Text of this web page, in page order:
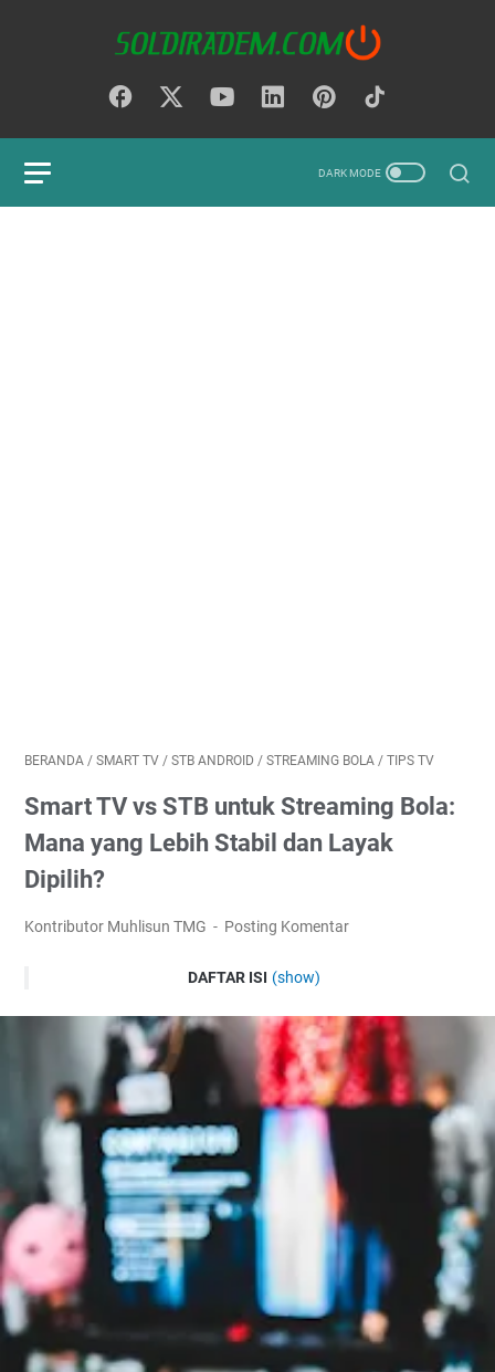
BERANDA / SMART TV / STB ANDROID / STREAMING BOLA / TIPS TV
Smart TV vs STB untuk Streaming Bola:
Mana yang Lebih Stabil dan Layak
Dipilih?
Kontributor Muhlisun TMG Posting Komentar
DAFTAR ISI (show)
Keunggulan Smart TV untuk Streaming Bola
1. Sistem Lebih Terintegrasi
2. Penggunaan Lebih Praktis
3. Kualitas Gambar Lebih Optimal
4. Dukungan Update Resmi
Kekurangan Smart TV
Keunggulan STB Android untuk Streaming Bola
1. Harga Lebih Terjangkau
2. Spesifikasi Bisa Dipilih Sesuai Kebutuhan
3. Lebih Fleksibel
4. Mudah Di-upgrade